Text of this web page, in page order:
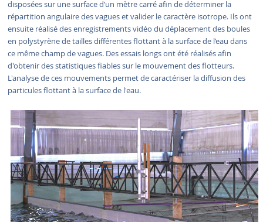
disposées sur une surface d’un mètre carré afin de déterminer la
répartition angulaire des vagues et valider le caractère isotrope. Ils ont
ensuite réalisé des enregistrements vidéo du déplacement des boules
en polystyrène de tailles différentes flottant à la surface de l’eau dans
ce même champ de vagues. Des essais longs ont été réalisés afin
d'obtenir des statistiques fiables sur le mouvement des flotteurs.
L'analyse de ces mouvements permet de caractériser la diffusion des
particules flottant à la surface de l'eau.